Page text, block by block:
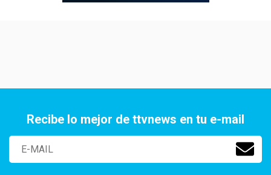
Recibe lo mejor de ttvnews en tu e-mail